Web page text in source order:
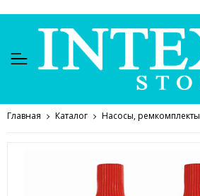
Главная Каталог Насосы, ремкомплекты